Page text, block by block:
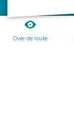
Over de route
Routebureau Utrecht